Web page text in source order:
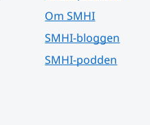
Om SMHI
SMHI-bloggen
SMHI-podden